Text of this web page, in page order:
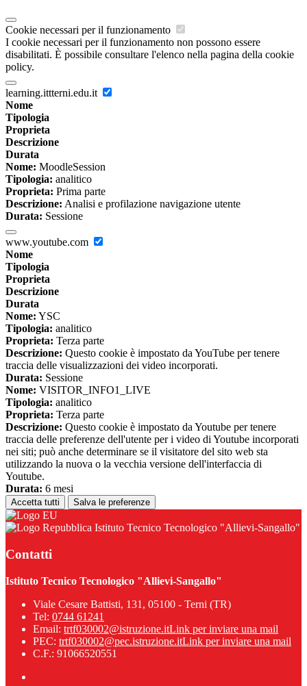
Cookie necessari per il funzionamento
I cookie necessari per il funzionamento non possono essere
disabilitati. È possibile consultare l'elenco nella pagina della cookie
policy.
learning.ittterni.edu.it
Nome
Tipologia
Proprieta
Descrizione
Durata
Nome: MoodleSession
Tipologia: analitico
Proprieta: Prima parte
Descrizione: Analisi e profilazione navigazione utente
Durata: Sessione
www.youtube.com
Nome
Tipologia
Proprieta
Descrizione
Durata
Nome: YSC
Tipologia: analitico
Proprieta: Terza parte
Descrizione: Questo cookie è impostato da YouTube per tenere
traccia delle visualizzazioni dei video incorporati.
Durata: Sessione
Nome: VISITOR_INFO1_LIVE
Tipologia: analitico
Proprieta: Terza parte
Descrizione: Questo cookie è impostato da Youtube per tenere
traccia delle preferenze dell'utente per i video di Youtube incorporati
nei siti; può anche determinare se il visitatore del sito web sta
utilizzando la nuova o la vecchia versione dell'interfaccia di
Youtube.
Durata: 6 mesi
Accetta tutti Salva le preferenze
Istituto Tecnico Tecnologico "Allievi-Sangallo"
Contatti
Istituto Tecnico Tecnologico "Allievi-Sangallo"
Viale Cesare Battisti, 131, 05100 - Terni (TR)
Tel: 0744 61241
Email: trtf030002@istruzione.itLink per inviare una mail
PEC: trtf030002@pec.istruzione.itLink per inviare una mail
C.F.: 91066520551